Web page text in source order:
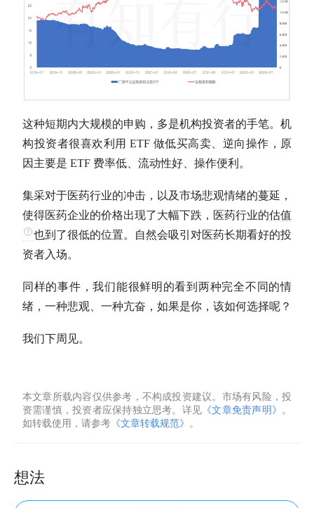
这种短期内大规模的申购 ，多是机构投资者的手笔。机
构投资者很喜欢利用 ETF 做低买高卖、逆向操作，原
因主要是 ETF 费率低、流动性好、操作便利。
集采对于医药行业的冲击，以及市场悲观情绪的蔓延，
使得医药企业的价格出现了大幅下跌，医药行业的估值
也到了很低的位置。自然会吸引对医药长期看好的投
资者入场。
同样的事件，我们能很鲜明的看到两种完全不同的情
绪，一种悲观、一种亢奋，如果是你，该如何选择呢？
我们下周见。
本文章所载内容仅供参考，不构成投资建议。市场有风险，投
资需谨慎，投资者应保持独立思考。详见 《文章免责声明》 。
如转载使用，请参考 《文章转载规范》 。
想法